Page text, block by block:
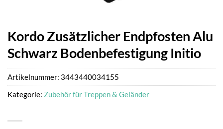
Kordo Zusätzlicher Endpfosten Alu
Schwarz Bodenbefestigung Initio
Artikelnummer: 3443440034155
Kategorie: Zubehör für Treppen & Geländer